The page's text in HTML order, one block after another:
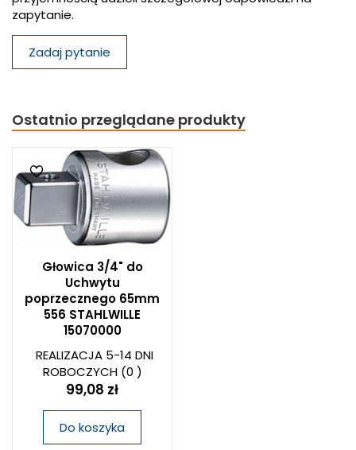
zapytanie.
Zadaj pytanie
Ostatnio przeglądane produkty
Głowica 3/4" do
Uchwytu
poprzecznego 65mm
556 STAHLWILLE
15070000
REALIZACJA 5-14 DNI
ROBOCZYCH(0 )
99,08 zł
Do koszyka